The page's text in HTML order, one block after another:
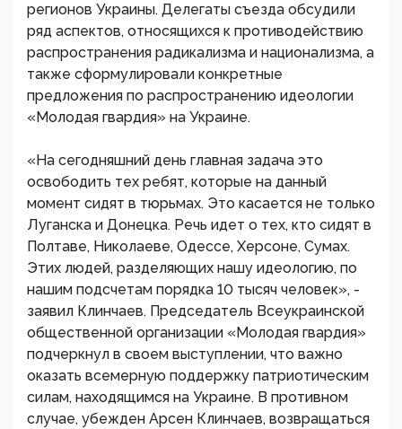
регионов Украины. Делегаты съезда обсудили
ряд аспектов, относящихся к противодействию
распространения радикализма и национализма, а
также сформулировали конкретные
предложения по распространению идеологии
«Молодая гвардия» на Украине.
«На сегодняшний день главная задача это
освободить тех ребят, которые на данный
момент сидят в тюрьмах. Это касается не только
Луганска и Донецка. Речь идет о тех, кто сидят в
Полтаве, Николаеве, Одессе, Херсоне, Сумах.
Этих людей, разделяющих нашу идеологию, по
нашим подсчетам порядка 10 тысяч человек», -
заявил Клинчаев. Председатель Всеукраинской
общественной организации «Молодая гвардия»
подчеркнул в своем выступлении, что важно
оказать всемерную поддержку патриотическим
силам, находящимся на Украине. В противном
случае, убежден Арсен Клинчаев, возвращаться